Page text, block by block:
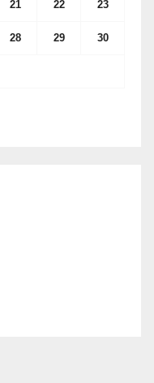
21 22 23
28 29 30